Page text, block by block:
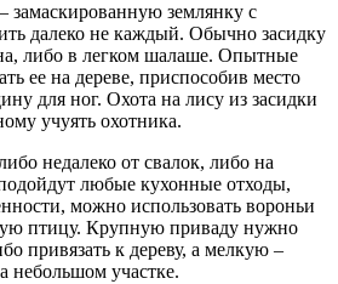
замаскированную землянку с
далеко не каждый. Обычно засидку
либо в легком шалаше. Опытные
ее на дереве, приспособив место
для ног. Охота на лису из засидки
учуять охотника.
недалеко от свалок, либо на
любые кухонные отходы,
можно использовать вороньи
птицу. Крупную приваду нужно
привязать к дереву, а мелкую –
небольшом участке.